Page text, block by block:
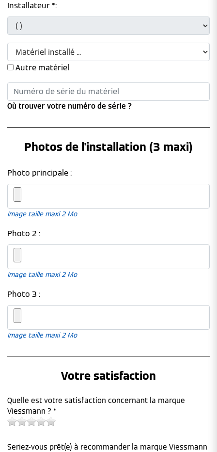
Installateur *:
Autre matériel
Où trouver votre numéro de série ?
Photos de l'installation (3 maxi)
Photo principale :
Image taille maxi 2 Mo
Photo 2 :
Image taille maxi 2 Mo
Photo 3 :
Image taille maxi 2 Mo
Votre satisfaction
Quelle est votre satisfaction concernant la marque
Viessmann ? *
Seriez-vous prêt(e) à recommander la marque Viessmann